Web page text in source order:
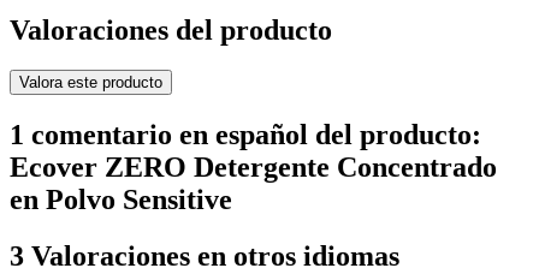
Valoraciones del producto
Valora este producto
1 comentario en español del producto:
Ecover ZERO Detergente Concentrado
en Polvo Sensitive
3 Valoraciones en otros idiomas